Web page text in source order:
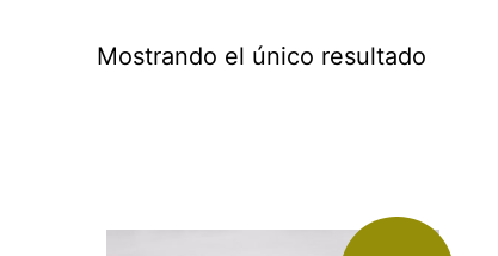
Mostrando el único resultado